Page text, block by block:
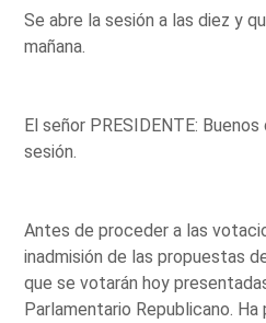
Se abre la sesión a las diez y
mañana.
El señor PRESIDENTE:
sesión.
Antes de proceder a las
inadmisión de las propuestas
que se votarán hoy
Parlamentario Republicano.